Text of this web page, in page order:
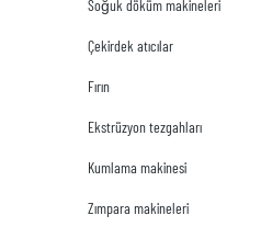
Soğuk döküm makineleri
Çekirdek atıcılar
Fırın
Ekstrüzyon tezgahları
Kumlama makinesi
Zımpara makineleri